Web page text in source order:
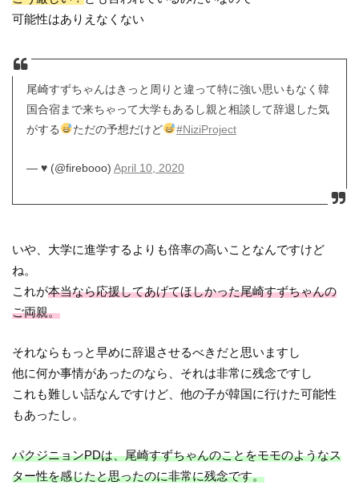
可能性はありえなくない
尾崎すずちゃんはきっと周りと違って特に強い思いもなく韓
国合宿まで来ちゃって大学もあるし親と相談して辞退した気
がする
ただの予想だけど #NiziProject
— ♥ (@firebooo) April 10, 2020
いや、大学に進学するよりも倍率の高いことなんですけど
ね。
これが本当なら応援してあげてほしかった尾崎すずちゃんの
ご両親。
それならもっと早めに辞退させるべきだと思いますし
他に何か事情があったのなら、それは非常に残念ですし
これも難しい話なんですけど、他の子が韓国に行けた可能性
もあったし。
パクジニョンPDは、尾崎すずちゃんのことをモモのようなス
ター性を感じたと思ったのに非常に残念です。